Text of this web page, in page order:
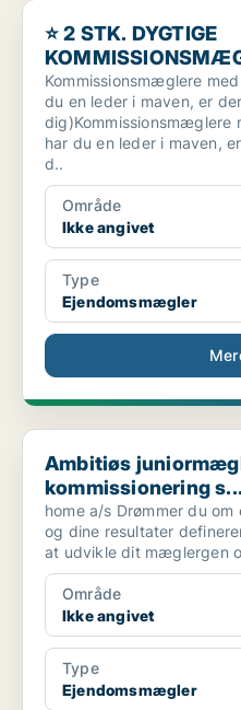
⭐ 2 STK. DYGTIGE
⭐ 2 STK. DYGTIGE
HOME...
Kommissionsmæglere
du en leder i maven, er
dig)Kommissionsmæglere
har du en leder i maven,
d..
Område
Ikke angivet
Type
Ejendomsmægler
Ambitiøs juniormægler med
Ambitiøs
kommissionering s...
home a/s Drømmer du om en karriere, hvor dit drive
og dine resultater
at udvikle dit mæglergen
Område
Ikke angivet
Type
Ejendomsmægler